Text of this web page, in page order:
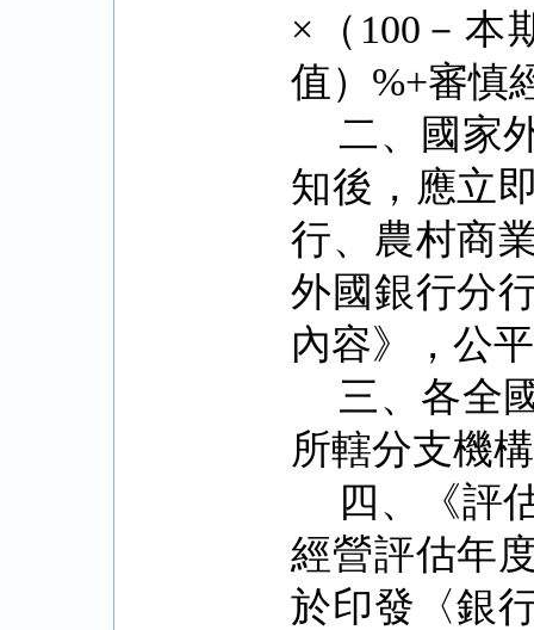
× （ 100 －本
值） %+審慎
二、國家
知後，應立
行、農村商
外國銀行分
內容》，公
三、各全
所轄分支機
四、《評
經營評估年
於印發〈銀